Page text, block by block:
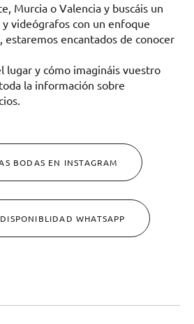
Murcia o Valencia y buscáis un
videógrafos con un enfoque
estaremos encantados de conocer
lugar y cómo imagináis vuestro
la información sobre
BODAS EN INSTAGRAM
WHATSAPP